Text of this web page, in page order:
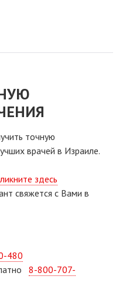
точную
врачей в Израиле.
здесь
свяжeтся с Вами в
480
8-800-707-